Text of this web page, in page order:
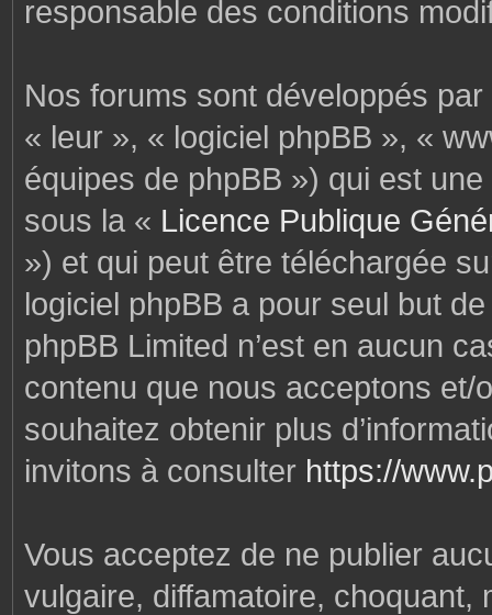
responsable des conditions
Nos forums sont développés
« leur », « logiciel phpBB », «
équipes de phpBB ») qui est
sous la « Licence Publique
») et qui peut être téléchargée
logiciel phpBB a pour seul but
phpBB Limited n’est en aucun
contenu que nous acceptons et/
souhaitez obtenir plus
invitons à consulter https://
Vous acceptez de ne publier
vulgaire, diffamatoire, choquant,